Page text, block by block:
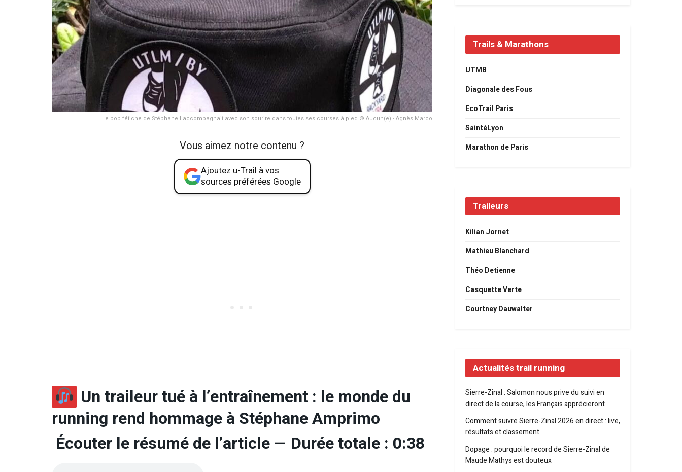
Le bob fétiche de Stéphane l'accompagnait avec son sourire dans toutes ses courses à pied © Aucun(e) - Agnès Marco
Vous aimez notre contenu ?
Ajoutez u-Trail à vos
sources préférées Google
Un traileur tué à l’entraînement : le monde du
running rend hommage à Stéphane Amprimo
Écouter le résumé de l’article— Durée totale : 0:38
Trails & Marathons
UTMB
Diagonale des Fous
EcoTrail Paris
SaintéLyon
Marathon de Paris
Traileurs
Kilian Jornet
Mathieu Blanchard
Théo Detienne
Casquette Verte
Courtney Dauwalter
Actualités trail running
Sierre-Zinal : Salomon nous prive du suivi en
direct de la course, les Français apprécieront
Comment suivre Sierre-Zinal 2026 en direct : live,
résultats et classement
Dopage : pourquoi le record de Sierre-Zinal de
Maude Mathys est douteux